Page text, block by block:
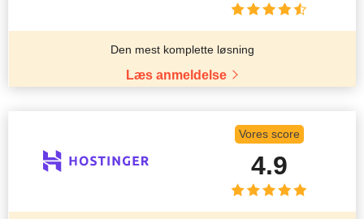
Den mest komplette løsning
Læs anmeldelse
Vores score
4.9